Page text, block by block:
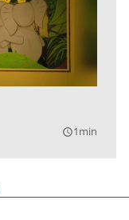
query_builder1min